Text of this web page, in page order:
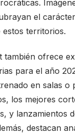
el
estos territorios.
también ofrece
para el año
en salas o
los mejores
y lanzamientos
destacan